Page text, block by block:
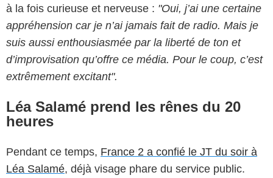
à la fois curieuse et nerveuse : "Oui, j’ai une certaine
appréhension car je n’ai jamais fait de radio. Mais je
suis aussi enthousiasmée par la liberté de ton et
d’improvisation qu’offre ce média. Pour le coup, c’est
extrêmement excitant".
Léa Salamé prend les rênes du 20
heures
Pendant ce temps, France 2 a confié le JT du soir à
Léa Salamé, déjà visage phare du service public.